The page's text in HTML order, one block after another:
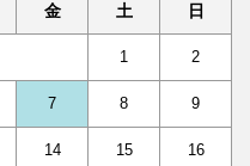
金 土 日
1 2
7 8 9
14 15 16